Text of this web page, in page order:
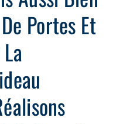
Portes Et